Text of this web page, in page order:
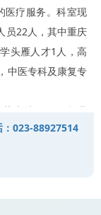
医疗服务。科室现
员22人，其中重庆
头雁人才1人，高
中医专科及康复专
为特色，针灸理
放床位25张，包
、中医妇科、中
室和现代康复中心
023-88927514